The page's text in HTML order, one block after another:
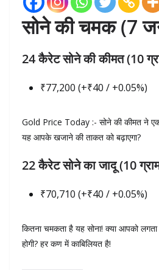
सोने की चमक (7
24 कैरेट सोने की कीमत (10
₹77,200 (+₹40 / +0.05%)
Gold Price Today :- सोने की कीमत ने एक
यह आपके खजाने की ताकत को बढ़ाएगा?
22 कैरेट सोने का जादू (10
₹70,710 (+₹40 / +0.05%)
कितना चमकता है यह सोना! क्या आपको
होगी? हर कण में काबिलियत है!